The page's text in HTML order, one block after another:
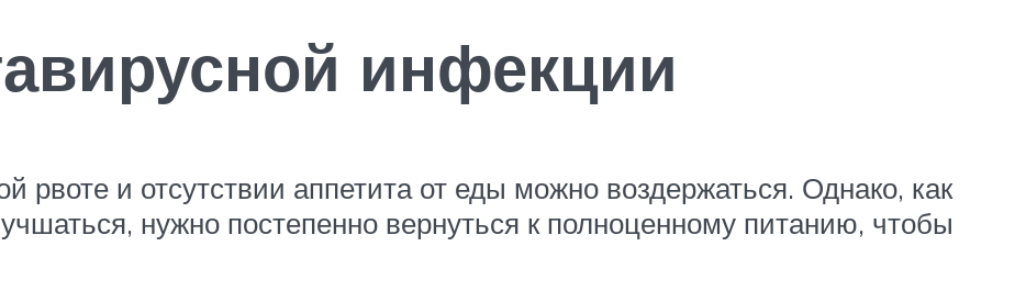
инфекции
рвоте и отсутствии аппетита от еды можно воздержаться. Однако, как
нужно постепенно вернуться к полноценному питанию, чтобы